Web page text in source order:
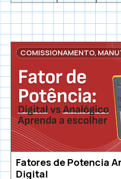
COMISSIONAMENTO,
Fatores de Potencia
Digital